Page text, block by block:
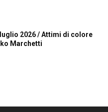
2026 / Attimi di colore
Marchetti